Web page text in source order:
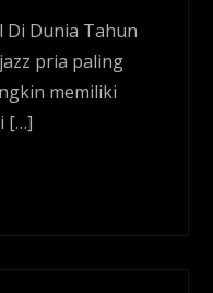
Di Dunia Tahun
pria paling
memiliki
[…]